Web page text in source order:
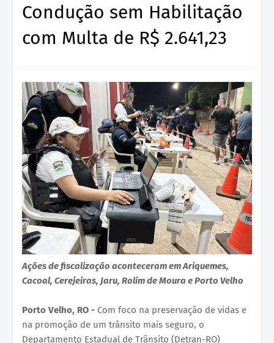
Condução sem Habilitação
com Multa de R$ 2.641,23
Ações de fiscalização aconteceram em Ariquemes,
Cacoal, Cerejeiras, Jaru, Rolim de Moura e Porto Velho
Porto Velho, RO - Com foco na preservação de vidas e
na promoção de um trânsito mais seguro, o
Departamento Estadual de Trânsito (Detran-RO)